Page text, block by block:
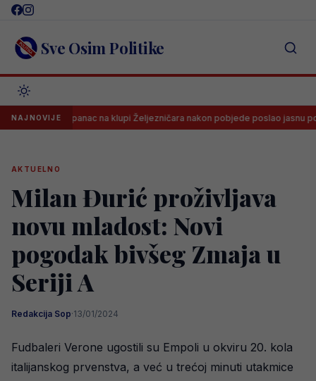
Skip
content Sve Osim Politike
NAJNOVIJE
Španac na klupi Željezničara nakon pobjede poslao jasnu poruku svima
AKTUELNO
Milan Đurić proživljava
novu mladost: Novi
pogodak bivšeg Zmaja u
Seriji A
Redakcija Sop·13/01/2024
Fudbaleri Verone ugostili su Empoli u okviru 20. kola
italijanskog prvenstva, a već u trećoj minuti utakmice